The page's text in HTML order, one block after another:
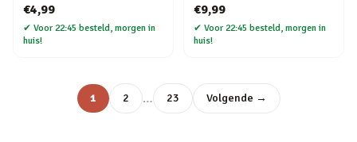
€4,99
✔ Voor 22:45 besteld, morgen in
huis!
€9,99
✔ Voor 22:45 besteld, morgen in
huis!
1 2 … 23 Volgende →